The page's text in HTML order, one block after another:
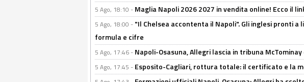
5 Ago, 18:10 - Maglia Napoli 2026 2027 in vendita online! Ecco il
5 Ago, 18:00 - "Il Chelsea accontenta il Napoli". Gli inglesi pronti a
formula e cifre
5 Ago, 17:46 - Napoli-Osasuna, Allegri lascia in tribuna
5 Ago, 17:45 - Esposito-Cagliari, rottura totale: il certificato e la